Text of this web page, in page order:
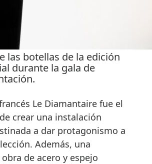
las botellas de la edición
durante la gala de
Le Diamantaire fue el
crear una instalación
a dar protagonismo a
Además, una
de acero y espejo